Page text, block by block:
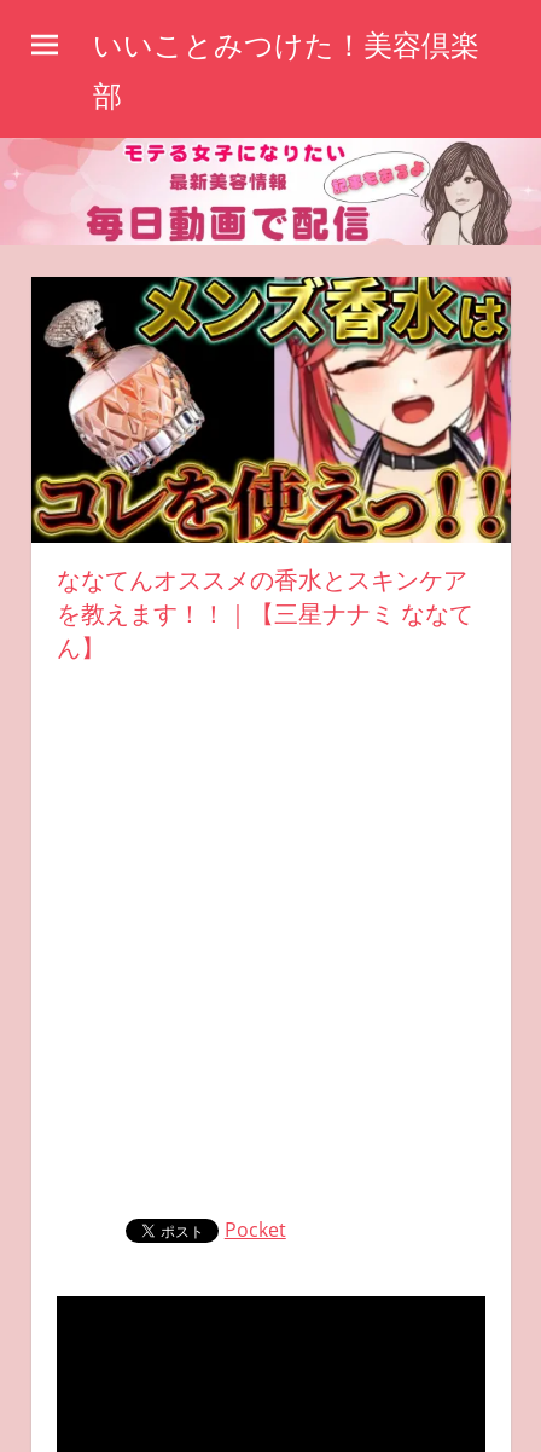
へ
いいことみつけた！美容倶楽
部
ななてんオススメの香水とスキンケア
を教えます！！｜【三星ナナミ ななて
ん】
Pocket